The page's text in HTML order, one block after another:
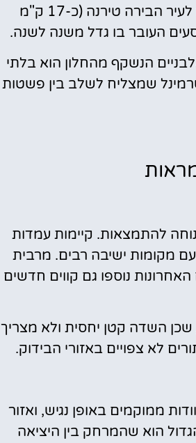
לנוח, יעיל ומותאם לצורכי מטיילים מודרניים. הקרבה של השדה לעיר הבירה טירנה (כ-17 ק"מ
העובר בו גדל משנה לשנה.
הנשקף מהחלון הוא בלתי
שמצליח לשלב בין פשטות
להתמצאות. קיימות עמדות
מקומות ישיבה רבים. מרבית
נוספו גם קווים חדשים
שכן השדה קטן יחסית ולא מצריך
לא צפויים באזורי הבידוק.
ממוקמים באופן נגיש, ואזור
הוא שהמרחק בין היציאה